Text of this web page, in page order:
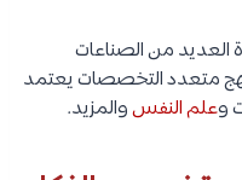
العديد من الصناعات
نهج متعدد التخصصات يعتمد
وعلم النفسوالمزيد.